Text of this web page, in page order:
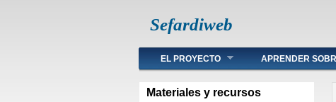
Sefardiweb
Main menu
EL PROYECTO APRENDER
Materiales y recursos